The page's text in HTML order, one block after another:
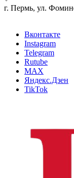
г. Пермь, ул.
Вконтакте
Instagram
Telegram
Rutube
MAX
Яндекс.Дзен
TikTok